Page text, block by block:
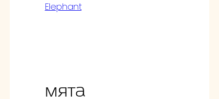
Elephant
Мята